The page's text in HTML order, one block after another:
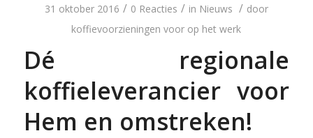
31 oktober 2016 / 0 Reacties / in Nieuws / door
koffievoorzieningen voor op het werk
Dé regionale
koffieleverancier voor
Hem en omstreken!